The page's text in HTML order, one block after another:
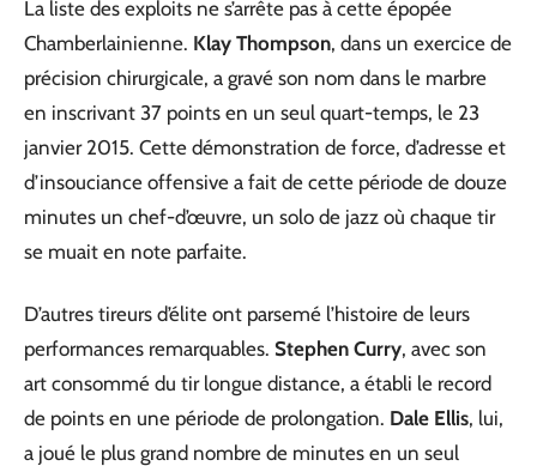
La liste des exploits ne s’arrête pas à cette épopée
Chamberlainienne. Klay Thompson, dans un exercice de
précision chirurgicale, a gravé son nom dans le marbre
en inscrivant 37 points en un seul quart-temps, le 23
janvier 2015. Cette démonstration de force, d’adresse et
d’insouciance offensive a fait de cette période de douze
minutes un chef-d’œuvre, un solo de jazz où chaque tir
se muait en note parfaite.
D’autres tireurs d’élite ont parsemé l’histoire de leurs
performances remarquables. Stephen Curry, avec son
art consommé du tir longue distance, a établi le record
de points en une période de prolongation. Dale Ellis, lui,
a joué le plus grand nombre de minutes en un seul